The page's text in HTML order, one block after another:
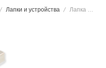
Лапки и устройства